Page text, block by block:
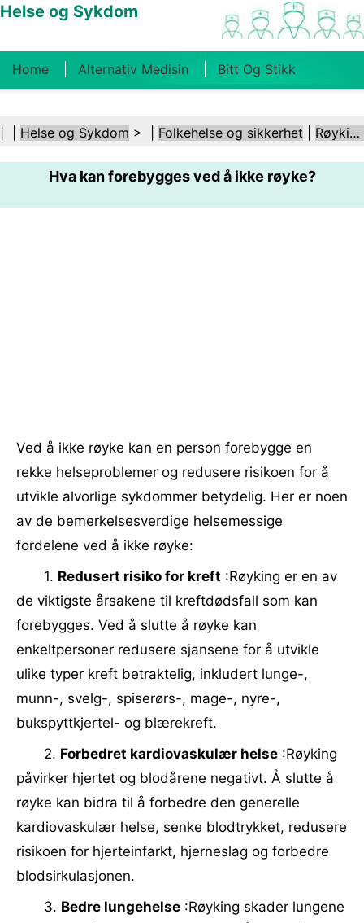
Helse og Sykdom
Home Alternativ Medisin Bitt Og Stikk
Kosthold Og Ernæring Familiehelse
Helsebransjen Psykisk Helse Folkehelse Og
Sikkerhet Kirurgi Og Prosedyrer Helse
Helse og Sykdom > | Folkehelse og sikkerhet Røyking og tobakk
Hva kan forebygges ved å ikke røyke?
Ved å ikke røyke kan en person forebygge en
rekke helseproblemer og redusere risikoen for å
utvikle alvorlige sykdommer betydelig. Her er noen
av de bemerkelsesverdige helsemessige
fordelene ved å ikke røyke:
1. Redusert risiko for kreft :Røyking er en av
de viktigste årsakene til kreftdødsfall som kan
forebygges. Ved å slutte å røyke kan
enkeltpersoner redusere sjansene for å utvikle
ulike typer kreft betraktelig, inkludert lunge-,
munn-, svelg-, spiserørs-, mage-, nyre-,
bukspyttkjertel- og blærekreft.
2. Forbedret kardiovaskulær helse :Røyking
påvirker hjertet og blodårene negativt. Å slutte å
røyke kan bidra til å forbedre den generelle
kardiovaskulær helse, senke blodtrykket, redusere
risikoen for hjerteinfarkt, hjerneslag og forbedre
blodsirkulasjonen.
3. Bedre lungehelse :Røyking skader lungene